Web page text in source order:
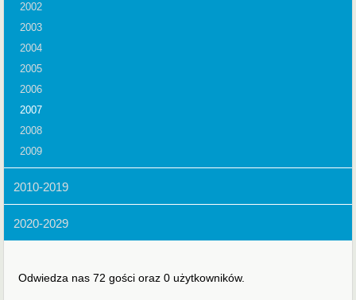
2002
2003
2004
2005
2006
2007
2008
2009
2010-2019
2020-2029
Odwiedza nas 72 gości oraz 0 użytkowników.